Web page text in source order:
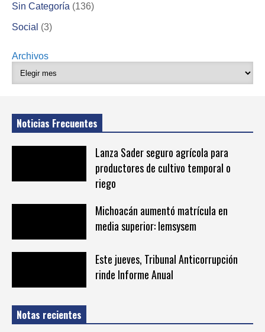
Sin Categoría (136)
Social (3)
Archivos
Noticias Frecuentes
Lanza Sader seguro agrícola para
productores de cultivo temporal o
riego
Michoacán aumentó matrícula en
media superior: Iemsysem
Este jueves, Tribunal Anticorrupción
rinde Informe Anual
Notas recientes